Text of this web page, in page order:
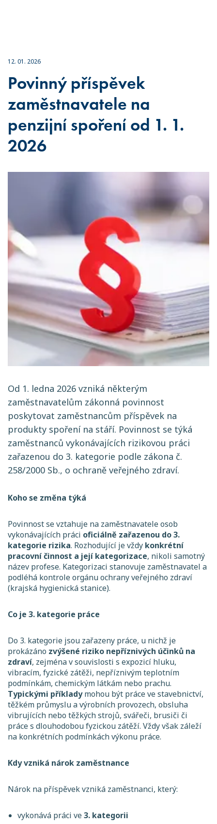
12. 01. 2026
Povinný příspěvek
zaměstnavatele na
penzijní spoření od 1. 1.
2026
Od 1. ledna 2026 vzniká některým
zaměstnavatelům zákonná povinnost
poskytovat zaměstnancům příspěvek na
produkty spoření na stáří. Povinnost se týká
zaměstnanců vykonávajících rizikovou práci
zařazenou do 3. kategorie podle zákona č.
258/2000 Sb., o ochraně veřejného zdraví.
Koho se změna týká
Povinnost se vztahuje na zaměstnavatele osob
vykonávajících práci oficiálně zařazenou do 3.
kategorie rizika. Rozhodující je vždy konkrétní
pracovní činnost a její kategorizace, nikoli samotný
název profese. Kategorizaci stanovuje zaměstnavatel a
podléhá kontrole orgánu ochrany veřejného zdraví
(krajská hygienická stanice).
Co je 3. kategorie práce
Do 3. kategorie jsou zařazeny práce, u nichž je
prokázáno zvýšené riziko nepříznivých účinků na
zdraví, zejména v souvislosti s expozicí hluku,
vibracím, fyzické zátěži, nepříznivým teplotním
podmínkám, chemickým látkám nebo prachu.
Typickými příkladymohou být práce ve stavebnictví,
těžkém průmyslu a výrobních provozech, obsluha
vibrujících nebo těžkých strojů, svářeči, brusiči či
práce s dlouhodobou fyzickou zátěží. Vždy však záleží
na konkrétních podmínkách výkonu práce.
Kdy vzniká nárok zaměstnance
Nárok na příspěvek vzniká zaměstnanci, který:
vykonává práci ve3. kategorii